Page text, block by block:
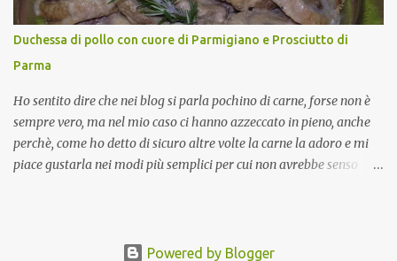
Gina Santagata , presidente dell'associazione Mongolfiera, che ha
visto coinvolte tante associazioni attive sul territorio che hanno
voluto partecipare presentando un loro piatto a base di peperone.
Da giurata del concorso insieme agli chef Francesco Luci e ...
Duchessa di pollo con cuore di Parmigiano e Prosciutto di
Parma
Ho sentito dire che nei blog si parla pochino di carne, forse non è
sempre vero, ma nel mio caso ci hanno azzeccato in pieno, anche
perchè, come ho detto di sicuro altre volte la carne la adoro e mi
piace gustarla nei modi più semplici per cui non avrebbe senso
così) petto di pollo. Di recente l'ho servita in un pranzo che poteva
Powered by Blogger